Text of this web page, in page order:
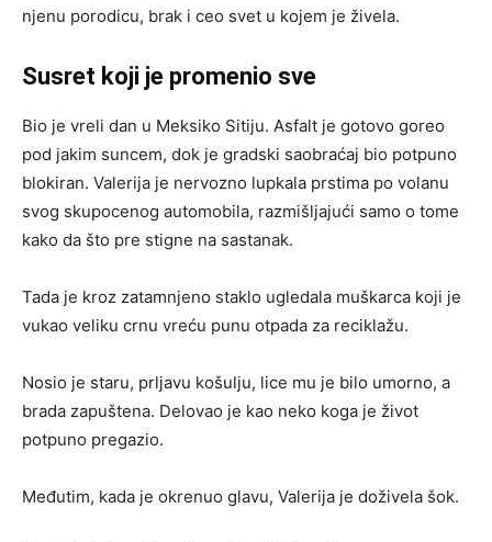
njenu porodicu, brak i ceo svet u kojem je živela.
Susret koji je promenio sve
Bio je vreli dan u Meksiko Sitiju. Asfalt je gotovo goreo
pod jakim suncem, dok je gradski saobraćaj bio potpuno
blokiran. Valerija je nervozno lupkala prstima po volanu
svog skupocenog automobila, razmišljajući samo o tome
kako da što pre stigne na sastanak.
Tada je kroz zatamnjeno staklo ugledala muškarca koji je
vukao veliku crnu vreću punu otpada za reciklažu.
Nosio je staru, prljavu košulju, lice mu je bilo umorno, a
brada zapuštena. Delovao je kao neko koga je život
potpuno pregazio.
Međutim, kada je okrenuo glavu, Valerija je doživela šok.